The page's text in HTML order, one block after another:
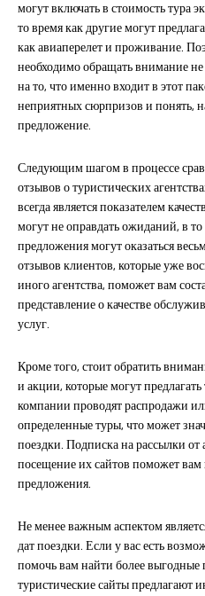
могут включать в стоимость тура
то время как другие могут
как авиаперелет и проживание.
необходимо обращать внимание
на то, что именно входит в этот
неприятных сюрпризов и понять,
предложение.
Следующим шагом в процессе
отзывов о туристических
всегда является показателем
могут не оправдать ожиданий, в
предложения могут оказаться
отзывов клиентов, которые уже
иного агентства, поможет вам
представление о качестве
услуг.
Кроме того, стоит обратить
и акции, которые могут предлагать
компании проводят распродажи
определенные туры, что может
поездки. Подписка на рассылки от
посещение их сайтов поможет
предложения.
Не менее важным аспектом
дат поездки. Если у вас есть
помочь вам найти более
туристические сайты предлагают